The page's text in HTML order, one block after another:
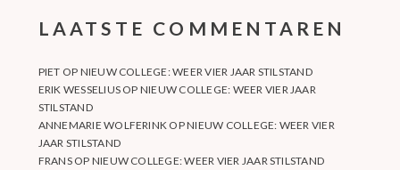
LAATSTE COMMENTAREN
PIET OP NIEUW COLLEGE: WEER VIER JAAR STILSTAND
ERIK WESSELIUS OP NIEUW COLLEGE: WEER VIER JAAR
STILSTAND
ANNEMARIE WOLFERINK OPNIEUW COLLEGE: WEER VIER
JAAR STILSTAND
FRANSOP NIEUW COLLEGE: WEER VIER JAAR STILSTAND